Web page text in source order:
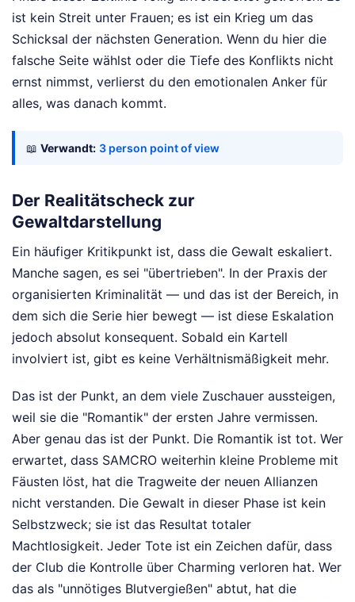
ist kein Streit unter Frauen; es ist ein Krieg um das
Schicksal der nächsten Generation. Wenn du hier die
falsche Seite wählst oder die Tiefe des Konflikts nicht
ernst nimmst, verlierst du den emotionalen Anker für
alles, was danach kommt.
📖 Verwandt: 3 person point of view
Der Realitätscheck zur
Gewaltdarstellung
Ein häufiger Kritikpunkt ist, dass die Gewalt eskaliert.
Manche sagen, es sei "übertrieben". In der Praxis der
organisierten Kriminalität — und das ist der Bereich, in
dem sich die Serie hier bewegt — ist diese Eskalation
jedoch absolut konsequent. Sobald ein Kartell
involviert ist, gibt es keine Verhältnismäßigkeit mehr.
Das ist der Punkt, an dem viele Zuschauer aussteigen,
weil sie die "Romantik" der ersten Jahre vermissen.
Aber genau das ist der Punkt. Die Romantik ist tot. Wer
erwartet, dass SAMCRO weiterhin kleine Probleme mit
Fäusten löst, hat die Tragweite der neuen Allianzen
nicht verstanden. Die Gewalt in dieser Phase ist kein
Selbstzweck; sie ist das Resultat totaler
Machtlosigkeit. Jeder Tote ist ein Zeichen dafür, dass
der Club die Kontrolle über Charming verloren hat. Wer
das als "unnötiges Blutvergießen" abtut, hat die